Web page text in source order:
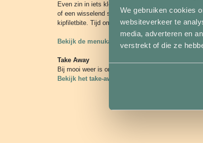
We gebruiken cookies
websiteverkeer te
media, adverteren en
verstrekt of die ze
Even zin in iets kleins of samen wat gerechtjes
of een wisselend seizoensgerecht. Ook aan de
kipfiletbite. Tijd om bij te komen en gewoon lekker
Bekijk de menukaart alvast online voor een
Take Away
Bij mooi weer is ons take-away kiosk open met
Bekijk het take-away menu